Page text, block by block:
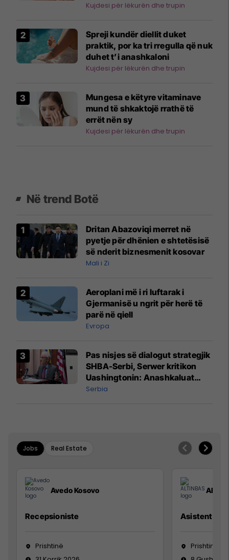
Kujdesi për lëkurën dhe trupin
Spreji kundër diellit duket
praktik, por ka tri rregulla që nuk
duhet t’i anashkaloni
Kujdesi për lëkurën dhe trupin
Mungesa e këtyre vitaminave
mund të shkaktojë rrathë të
errët nën sy
Kujdesi për lëkurën dhe trupin
Në trend Botë
Dritan Abazoviqi merret në
pyetje për dhënien e shtetësisë
së nderit biznesmenit kosovar
Mali i Zi
Aeroplani më i ri luftarak i
Gjermanisë u ngrit për herë të
parë në qiell
Evropa
Pas nisjes së dialogut strategjik
SHBA-Serbi, Serwer kritikon
Uashingtonin: Anashkaluat
Banjskën, sulmin ndaj KFOR-it
Serbia
Jobs Real Estate
Avedo Kosovo
Recepsioniste
Prishtinë
Asistente e
Prishtinë